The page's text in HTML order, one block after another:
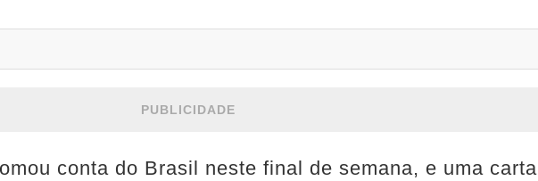
PUBLICIDADE
conta do Brasil neste final de semana, e uma carta